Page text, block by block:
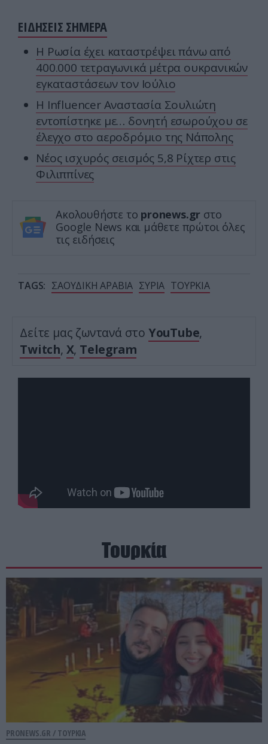
ΕΙΔΗΣΕΙΣ ΣΗΜΕΡΑ
Η Ρωσία έχει καταστρέψει πάνω από
400.000 τετραγωνικά μέτρα ουκρανικών
εγκαταστάσεων τον Ιούλιο
Η Ιnfluencer Αναστασία Σουλιώτη
εντοπίστηκε με… δονητή εσωρούχου σε
έλεγχο στο αεροδρόμιο της Νάπολης
Νέος ισχυρός σεισμός 5,8 Ρίχτερ στις
Φιλιππίνες
Ακολουθήστε το pronews.gr στο
Google News και μάθετε πρώτοι όλες
τις ειδήσεις
TAGS: ΣΑΟΥΔΙΚΗ ΑΡΑΒΙΑ ΣΥΡΙΑ ΤΟΥΡΚΙΑ
Δείτε μας ζωντανά στο YouTube,
Twitch, X, Telegram
Τουρκία
PRONEWS.GR / ΤΟΥΡΚΙΑ